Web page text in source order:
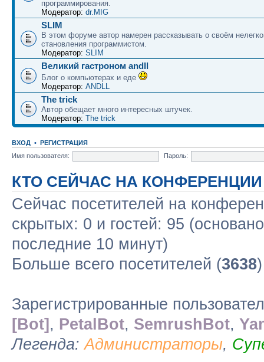
программирования.
Модератор: dr.MIG
SLIM
В этом форуме автор намерен рассказывать о своём
становления программистом.
Модератор: SLIM
Великий гастроном andll
Блог о компьютерах и еде
Модератор: ANDLL
The trick
Автор обещает много интересных штучек.
Модератор: The trick
ВХОД • РЕГИСТРАЦИЯ
Имя пользователя:
Пароль:
КТО СЕЙЧАС НА КОНФЕРЕНЦИИ
Сейчас посетителей на
скрытых: 0 и гостей: 95
последние 10 минут)
Больше всего посетителей (3638
Зарегистрированные
[Bot] , PetalBot, SemrushBot,
Легенда:Администраторы,